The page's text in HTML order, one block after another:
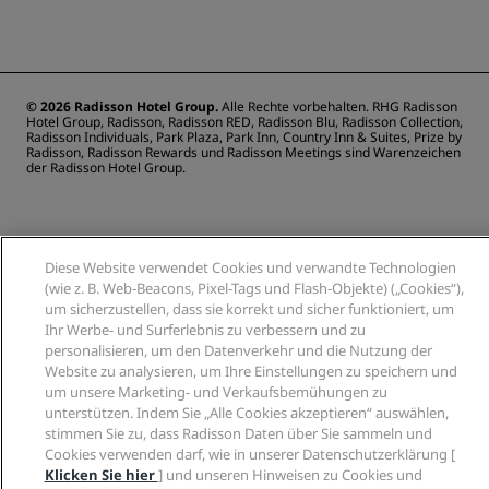
© 2026 Radisson Hotel Group.Alle Rechte vorbehalten. RHG Radisson
Hotel Group, Radisson, Radisson RED, Radisson Blu, Radisson Collection,
Radisson Individuals, Park Plaza, Park Inn, Country Inn & Suites, Prize by
Radisson, Radisson Rewards und Radisson Meetings sind Warenzeichen
der Radisson Hotel Group.
Diese Website verwendet Cookies und verwandte Technologien
(wie z. B. Web-Beacons, Pixel-Tags und Flash-Objekte) („Cookies“),
um sicherzustellen, dass sie korrekt und sicher funktioniert, um
Ihr Werbe- und Surferlebnis zu verbessern und zu
personalisieren, um den Datenverkehr und die Nutzung der
Website zu analysieren, um Ihre Einstellungen zu speichern und
um unsere Marketing- und Verkaufsbemühungen zu
unterstützen. Indem Sie „Alle Cookies akzeptieren“ auswählen,
stimmen Sie zu, dass Radisson Daten über Sie sammeln und
Cookies verwenden darf, wie in unserer Datenschutzerklärung [
Klicken Sie hier] und unseren Hinweisen zu Cookies und